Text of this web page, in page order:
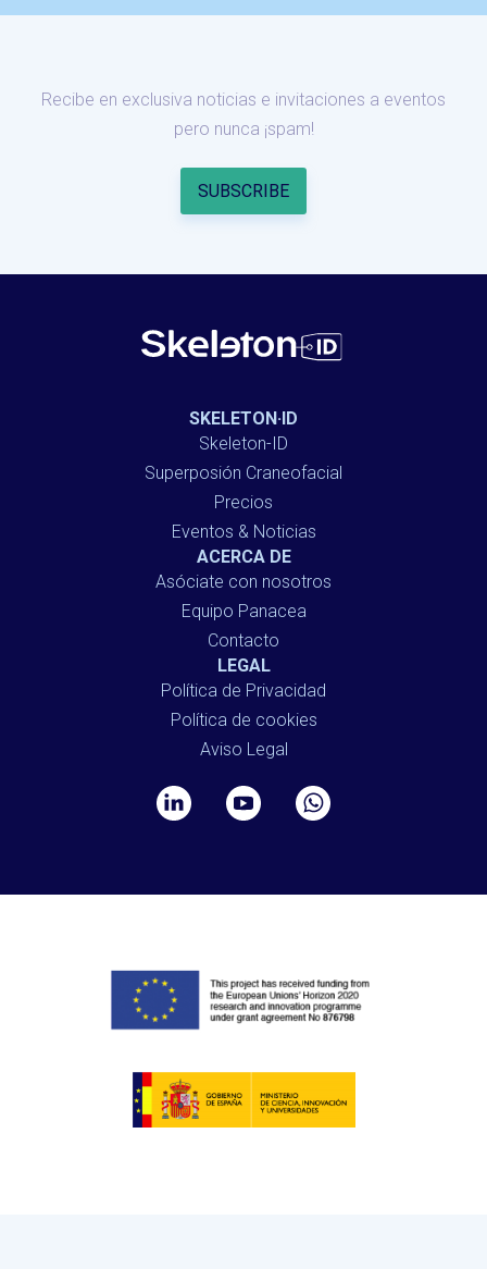
Recibe en exclusiva noticias e invitaciones a eventos
pero nunca ¡spam!
SKELETON·ID
Skeleton-ID
Superposión Craneofacial
Precios
Eventos & Noticias
ACERCA DE
Asóciate con nosotros
Equipo Panacea
Contacto
LEGAL
Política de Privacidad
Política de cookies
Aviso Legal